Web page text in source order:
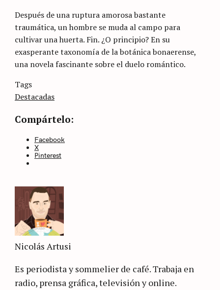
Después de una ruptura amorosa bastante
traumática, un hombre se muda al campo para
cultivar una huerta. Fin. ¿O principio? En su
exasperante taxonomía de la botánica bonaerense,
una novela fascinante sobre el duelo romántico.
Categories
categoría
Tags
Destacadas
Compártelo:
Facebook
X
Pinterest
Nicolás Artusi
Es periodista y sommelier de café. Trabaja en
radio, prensa gráfica, televisión y online.